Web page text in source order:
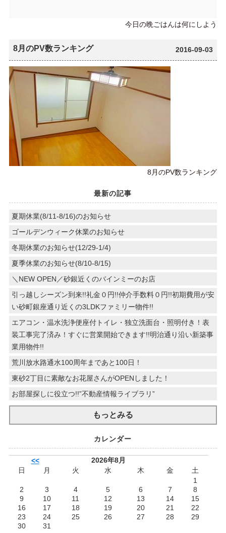
今日の晩ごはんは何にしよう
8月のPV数ランキング 2016-09-03
8月のPV数ランキング
最新の記事
夏期休業(8/11-8/16)のお知らせ
ゴールデンウィーク休業のお知らせ
冬期休業のお知らせ(12/29-1/4)
夏季休業のお知らせ(8/10-8/15)
＼NEW OPEN／砂銀近くのバインミーのお店
引っ越しシーズン到来!!礼金０円!!仲介手数料０円!!初期費用が安
い砂町銀座通り近くの3LDKファミリー物件!!
エアコン・温水洗浄便座付トイレ・独立洗面台・照明付き！表
装工事完了済み！すぐに営業開始できます!!明治通り沿い新築事
業用物件!!
荒川放水路通水100周年まであと100日！
東砂2丁目に素敵なお花屋さんがOPENしました！
お部屋探しに役立つ!!”不動産情報ライブラリ”
もっとみる
カレンダー
<<
2026年8月
日
月 火 水 木 金
土
1
2
3 4 5 6 7
8
9
10 11 12 13 14
15
16
17 18 19 20 21
22
23
24 25 26 27 28
29
30
31